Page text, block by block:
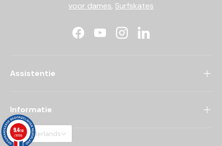
voor dames, Surfskates
FacebookYouTubeInstagramLinkedIn
Assistentie
Informatie
Nederlands
9.4/10
(10150)